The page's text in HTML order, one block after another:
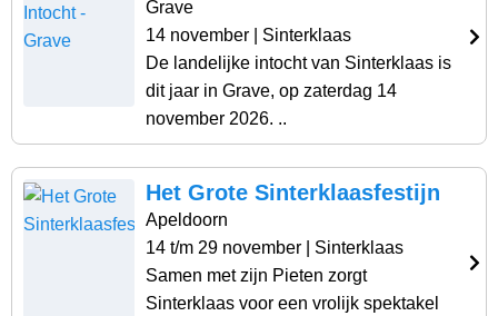
Grave
14 november | Sinterklaas
De landelijke intocht van Sinterklaas is
dit jaar in Grave, op zaterdag 14
november 2026. ..
Het Grote Sinterklaasfestijn
Apeldoorn
14 t/m 29 november | Sinterklaas
Samen met zijn Pieten zorgt
Sinterklaas voor een vrolijk spektakel